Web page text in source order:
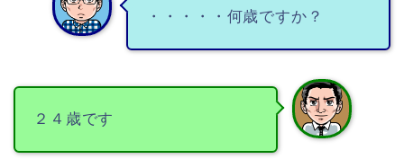
・・・・・何歳ですか？
２４歳です